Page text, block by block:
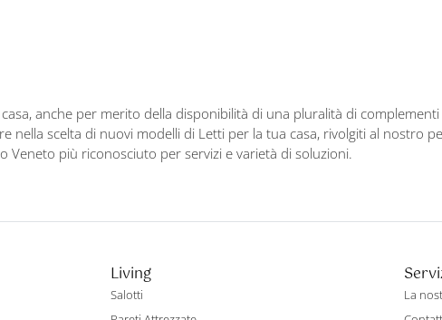
anche per merito della disponibilità di una pluralità di
scelta di nuovi modelli di Letti per la tua casa, rivolgiti al nostro
più riconosciuto per servizi e varietà di soluzioni.
Living
Salotti
La